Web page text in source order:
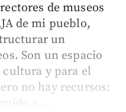
de museos
de mi pueblo,
un
Son un espacio
y para el
no hay recursos:
a...